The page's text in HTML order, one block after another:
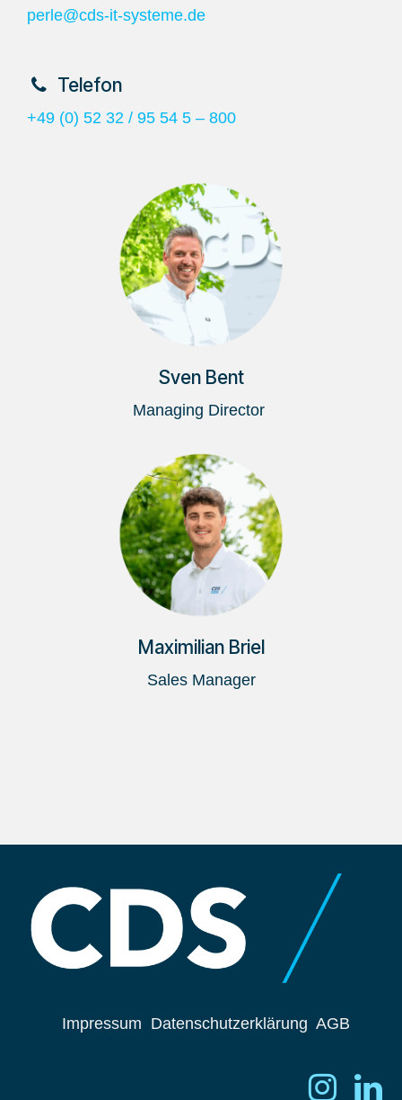
perle@cds-it-systeme.de
​Telefon
+49 (0) 52 32 / 95 54 5 – 800
Sven Bent
Managing Director
Maximilian Briel
Sales Manager
Impressum Datenschutzerklärung AGB